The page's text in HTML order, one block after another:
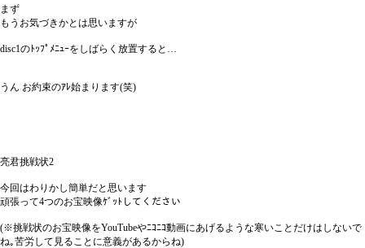
まず
もうお気づきかとは思いますが
disc1のﾄｯﾌﾟﾒﾆｭｰをしばらく放置すると…
うん お約束のｱﾚ始まります(笑)
亮君挑戦状2
今回はわりかし簡単だと思います
頑張って4つのお宝映像ｹﾞｯﾄしてください
(※挑戦状のお宝映像をYouTubeやﾆｺﾆｺ動画にあげるような寒いことだけはしないで
ね｡苦労して見ることに意義があるからね)